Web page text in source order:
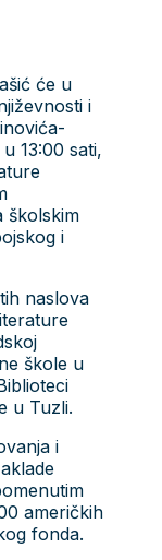
će u
i
13:00 sati,
školskim
i
naslova
škole u
u Tuzli.
i
američkih
fonda.